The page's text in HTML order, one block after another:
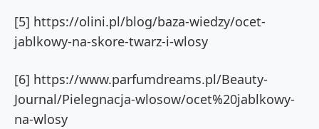
[5] https://olini.pl/blog/baza-wiedzy/ocet-
jablkowy-na-skore-twarz-i-wlosy
[6] https://www.parfumdreams.pl/Beauty-
Journal/Pielegnacja-wlosow/ocet%20jablkowy-
na-wlosy